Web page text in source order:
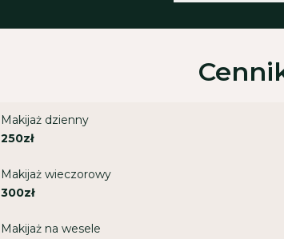
Makijaż dzienny
250zł
Makijaż wieczorowy
300zł
Makijaż na wesele